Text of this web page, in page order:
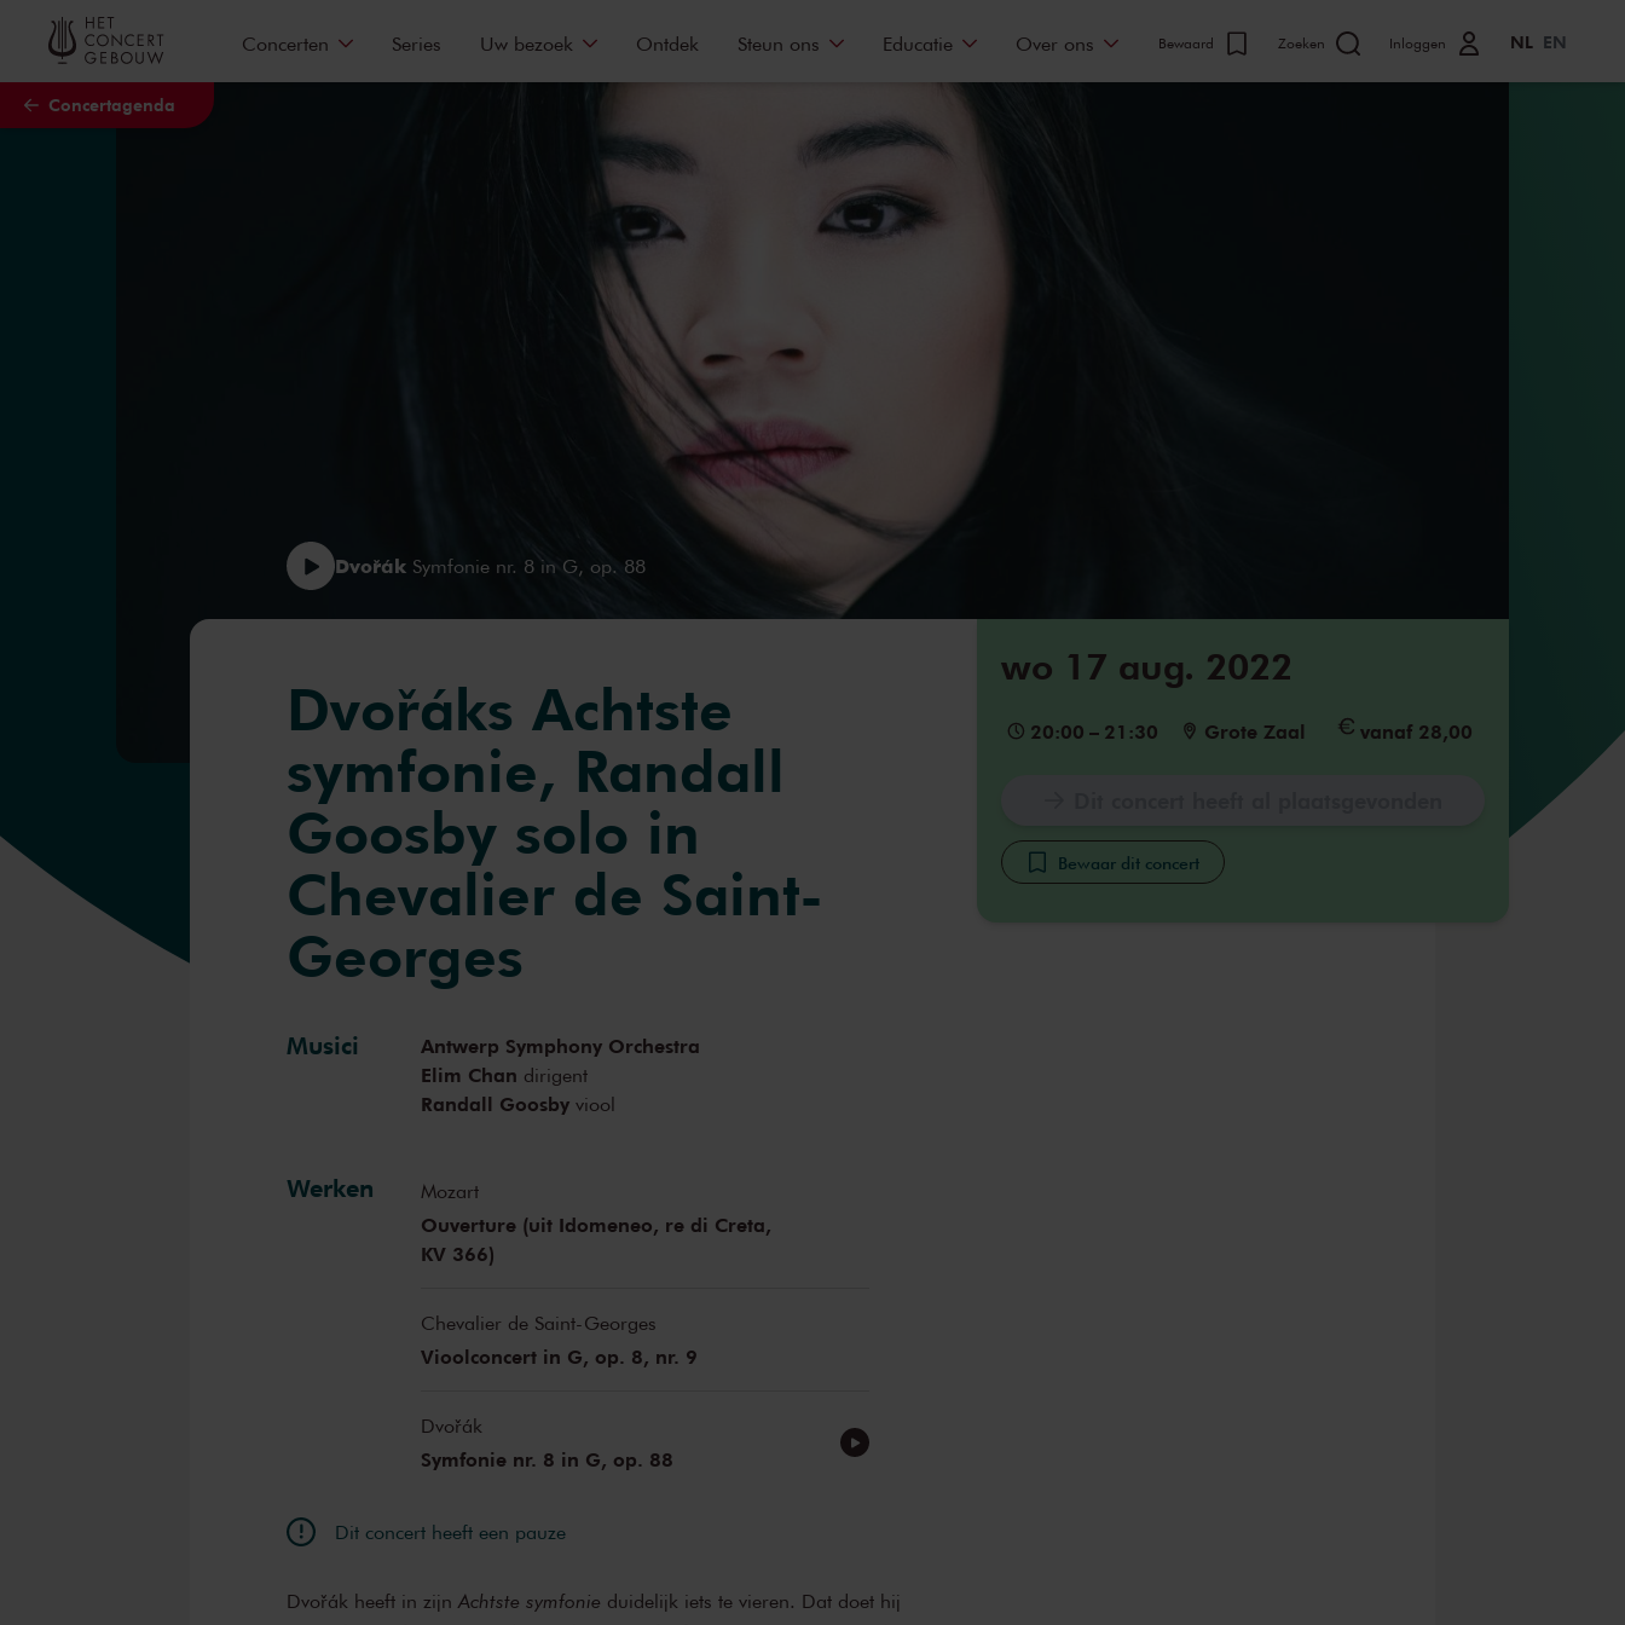
Naar hoofdcontent
Concertagenda
Concerten Series Uw bezoek Ontdek Steun ons Educatie Over ons Bewaard Zoeken Inloggen NL EN
wo 17 aug. 2022
20:00 – 21:30 Grote Zaal vanaf 28,00
Bewaar dit concert
Dvořák Symfonie nr. 8 in G, op. 88
Dvořáks Achtste
symfonie, Randall
Goosby solo in
Chevalier de Saint-
Georges
Musici
Antwerp Symphony Orchestra
Elim Chan dirigent
Randall Goosby viool
Werken Mozart
Ouverture (uit Idomeneo, re di Creta,
KV 366)
Chevalier de Saint-Georges
Vioolconcert in G, op. 8, nr. 9
Dvořák
Symfonie nr. 8 in G, op. 88
Dit concert heeft een pauze
Dvořák heeft in zijnAchtste symfonie duidelijk iets te vieren. Dat doet hij